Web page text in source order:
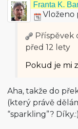
Franta K.
Vloženo
Příspěvek
před 12 lety
Pokud je mi
Aha, takže do
(který právě
“sparkling”? Díky.:)